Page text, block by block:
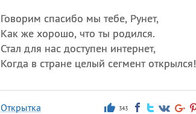
Говорим спасибо мы тебе, Рунет,
Как же хорошо, что ты родился.
Стал для нас доступен интернет,
Когда в стране целый сегмент открылся!
Открытка 343